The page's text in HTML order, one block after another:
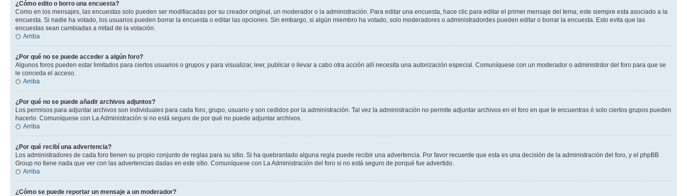
¿Cómo edito o borro una encuesta?
Como en los mensajes, las encuestas solo pueden ser modifiacadas por su creador original, un moderador o la administración. Para editar una encuesta, hace clic para editar el primer mensaje del tema; este siempre esta asociado a la
encuesta. Si nadie ha votado, los usuarios pueden borrar la encuesta o editar las opciones. Sin embargo, si algún miembro ha votado, solo moderadores o administradordes pueden editar o borrar la encuesta. Esto evita que las
encuestas sean cambiadas a mitad de la votación.
Arriba
¿Por qué no se puede acceder a algún foro?
Algunos foros pueden estar limitados para ciertos usuarios o grupos y para visualizar, leer, publicar o llevar a cabo otra acción allí necesita una autorización especial. Comuníquese con un moderador o administrdor del foro para que se
le conceda el acceso.
Arriba
¿Por qué no se puede añadir archivos adjuntos?
Los permisos para adjuntar archivos son individuales para cada foro, grupo, usuario y son cedidos por la administración. Tal vez la administración no permite adjuntar archivos en el foro en que le encuentras ó solo ciertos grupos pueden
hacerlo. Comuníquese con La Administración si no está seguro de por qué no puede adjuntar archivos.
Arriba
¿Por qué recibí una advertencia?
Los administradores de cada foro tienen su propio conjunto de reglas para su sitio. Si ha quebrantado alguna regla puede recibir una advertencia. Por favor recuerde que esta es una decisión de la administración del foro, y el phpBB
Group no tiene nada que ver con las advertencias dadas en este sitio. Comuníquese con La Administración del foro si no está seguro de porqué fue advertido.
Arriba
¿Cómo se puede reportar un mensaje a un moderador?